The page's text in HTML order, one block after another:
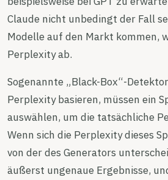
Claude nicht unbedingt der Fall
Modelle auf den Markt kommen,
Perplexity ab.
Sogenannte „Black-Box“-
Perplexity basieren, müssen ein
auswählen, um die tatsächliche
Wenn sich die Perplexity dieses
von der des Generators
äußerst ungenaue Ergebnisse,